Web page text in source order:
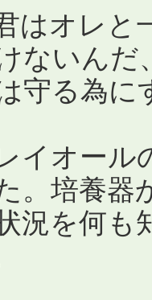
はオレ
ないん
守る為
イオール
。培養器
況を何も